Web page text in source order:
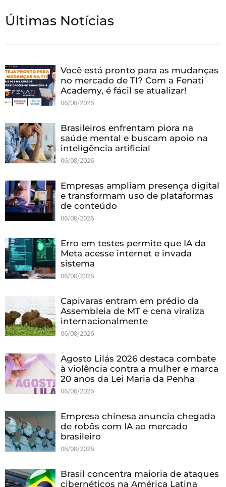
Últimas Notícias
Você está pronto para as mudanças
no mercado de TI? Com a Fenati
Academy, é fácil se atualizar!
06/08/2026
Brasileiros enfrentam piora na
saúde mental e buscam apoio na
inteligência artificial
06/08/2026
Empresas ampliam presença digital
e transformam uso de plataformas
de conteúdo
06/08/2026
Erro em testes permite que IA da
Meta acesse internet e invada
sistema
06/08/2026
Capivaras entram em prédio da
Assembleia de MT e cena viraliza
internacionalmente
06/08/2026
Agosto Lilás 2026 destaca combate
à violência contra a mulher e marca
20 anos da Lei Maria da Penha
06/08/2026
Empresa chinesa anuncia chegada
de robôs com IA ao mercado
brasileiro
06/08/2026
Brasil concentra maioria de ataques
cibernéticos na América Latina